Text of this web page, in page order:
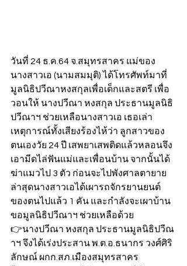
วันที่ 24 ธ.ค.64 จ.สมุทรสาคร แม่ของ
นางสาวเอ (นามสมมุติ) ได้โทรศัพท์มาที่
มูลนิธิปวีณาหงสกุลเพื่อเด็กและสตรี เพื่อ
วอนให้ นางปวีณา หงสกุล ประธานมูลนิธิ
ปวีณาฯ ช่วยเหลือนางสาวเอ เธอเล่า
เหตุการณ์ทั้งเสียงร้องไห้ว่า ลูกสาวของ
ตนเองวัย 24 ปี เสพยาเสพติดแล้วหลอนจึง
เอามีดไล่ฟันแม่และเพื่อนบ้าน จากนั้นได้
ฆ่าแมวไป 3 ตัว ก่อนจะไปพังศาลตายาย
ล่าสุดนางสาวเอได้เผารถจักรยานยนต์
ของตนไปแล้ว 1 คัน และกำลังจะเผาบ้าน
ขอมูลนิธิปวีณาฯ ช่วยเหลือด้วย
👉นางปวีณา หงสกุล ประธานมูลนิธิปวีณ
าฯ จึงได้เร่งประสาน พ.ต.อ.ธนากร วงศ์ศิริ
ลักษณ์ ผกก.สภ.เมืองสมุทรสาคร